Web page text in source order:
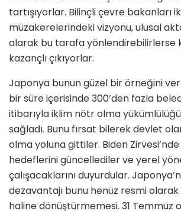
tartışıyorlar. Bilinçli çevre bakanları
müzakerelerindeki vizyonu, ulusal
alarak bu tarafa yönlendirebilirlerse
kazançlı çıkıyorlar.
Japonya bunun güzel bir örneğini
bir süre içerisinde 300’den fazla
itibarıyla iklim nötr olma
sağladı. Bunu fırsat bilerek devlet
olma yoluna gittiler. Biden
hedeflerini güncellediler ve yerel
çalışacaklarını duyurdular.
dezavantajı bunu henüz resmi
haline dönüştürmemesi. 31 Temmuz